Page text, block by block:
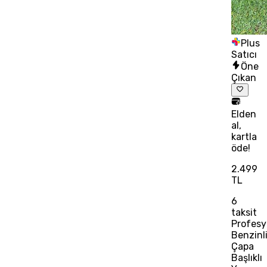
Plus
Satıcı
Öne
Çıkan
Elden
al,
kartla
öde!
2.499
TL
6
taksit
Benzinli
Çapa
Başlıklı